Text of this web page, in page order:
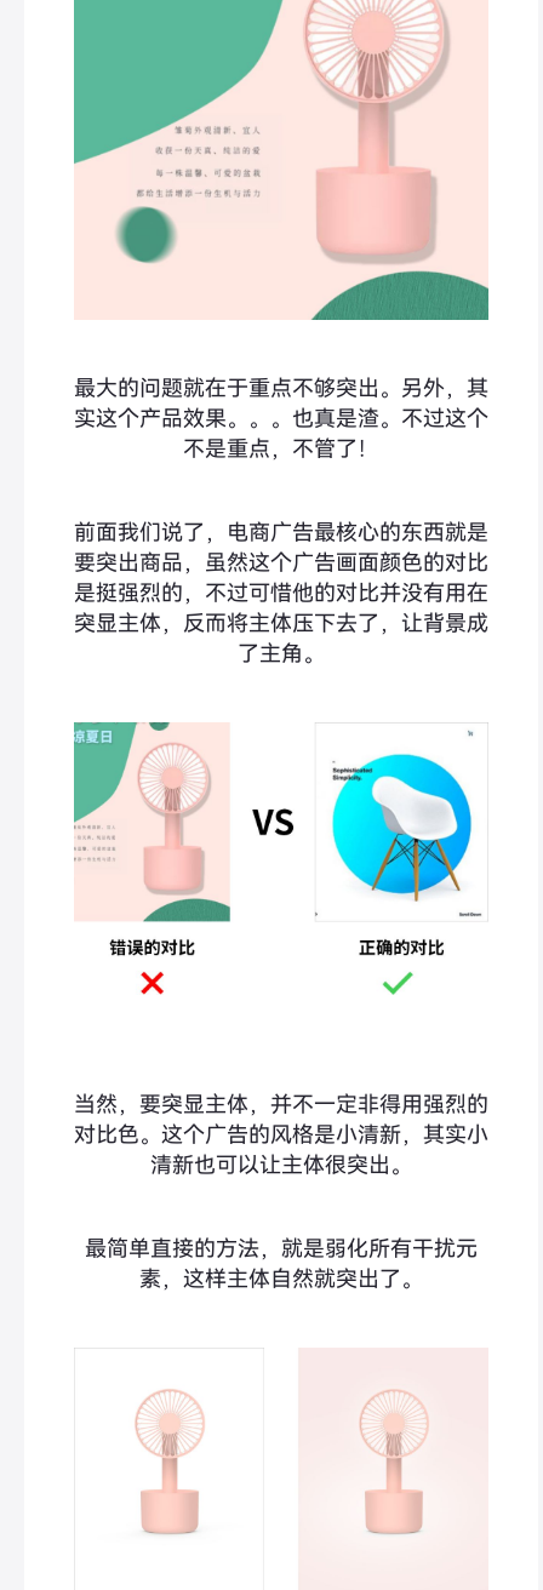
最大的问题就在于重点不够突出。另外，其
实这个产品效果。。。也真是渣。不过这个
不是重点，不管了！
前面我们说了，电商广告最核心的东西就是
要突出商品，虽然这个广告画面颜色的对比
是挺强烈的，不过可惜他的对比并没有用在
突显主体，反而将主体压下去了，让背景成
了主角。
当然，要突显主体，并不一定非得用强烈的
对比色。这个广告的风格是小清新，其实小
清新也可以让主体很突出。
最简单直接的方法，就是弱化所有干扰元
素，这样主体自然就突出了。